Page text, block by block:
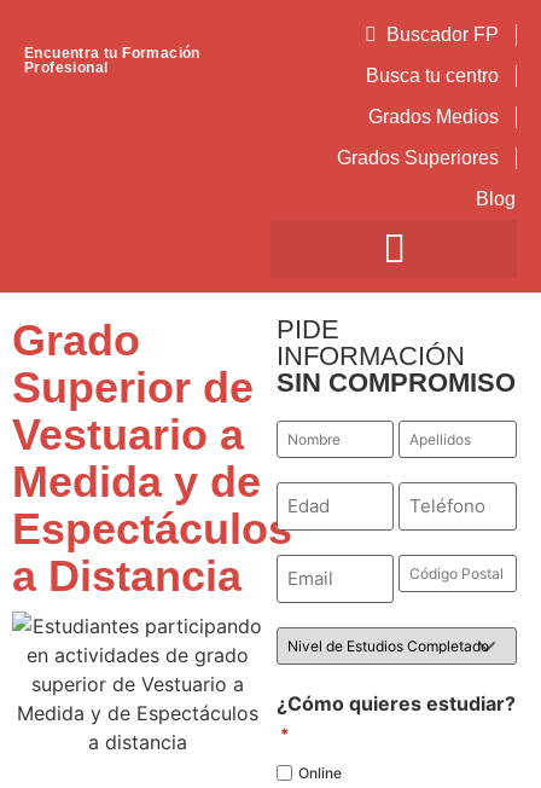
Encuentra tu Formación
Profesional
Buscador FP
Busca tu centro
Grados Medios
Grados Superiores
Blog
Grado
Superior de
Vestuario a
Medida y de
Espectáculos
a Distancia
PIDE
INFORMACIÓN
SIN COMPROMISO
Nombre Apellidos
*
Número Teléfono
Email
Código
Postal
Nivel
de
¿Cómo quieres estudiar?
*
Online